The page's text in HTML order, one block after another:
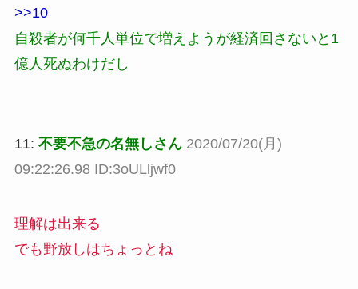
>>10
自殺者が何千人単位で増えようが経済回さないと1
億人死ぬわけだし
11: 不要不急の名無しさん 2020/07/20(月)
09:22:26.98 ID:3oULljwf0
理解は出来る
でも野放しはちょっとね